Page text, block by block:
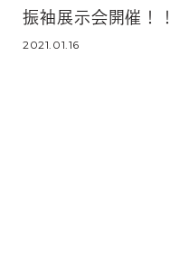
振袖展示会開催！！
2021.01.16